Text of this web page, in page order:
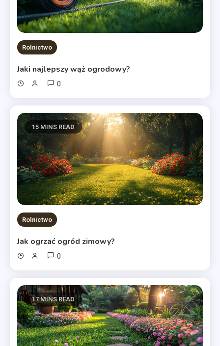
Rolnictwo
Jaki najlepszy wąż ogrodowy?
0
15 MINS READ
Rolnictwo
Jak ogrzać ogród zimowy?
0
17 MINS READ